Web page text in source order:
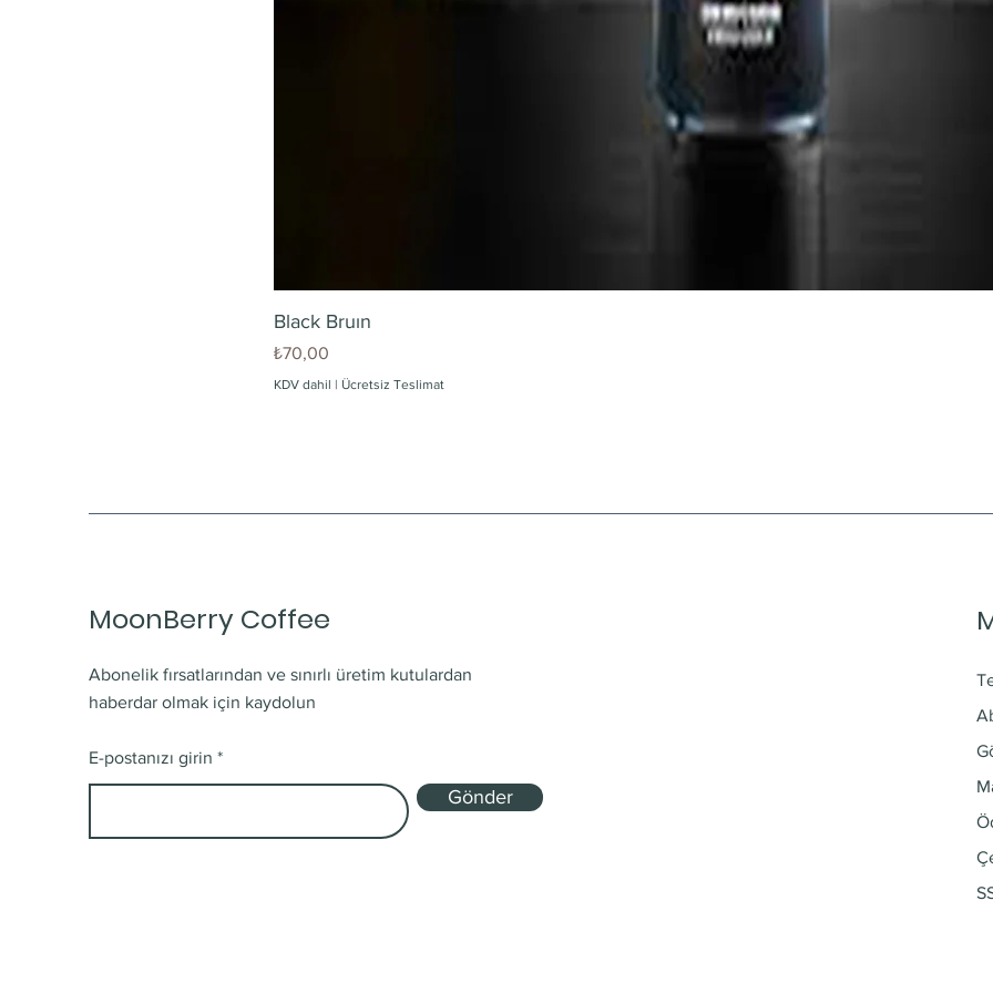
Black Bruın
Fiyat
₺70,00
KDV dahil | Ücretsiz Teslimat
MoonBerry Coffee
Abonelik fırsatlarından ve sınırlı üretim kutulardan
haberdar olmak için kaydolun
E-postanızı girin
Gönder